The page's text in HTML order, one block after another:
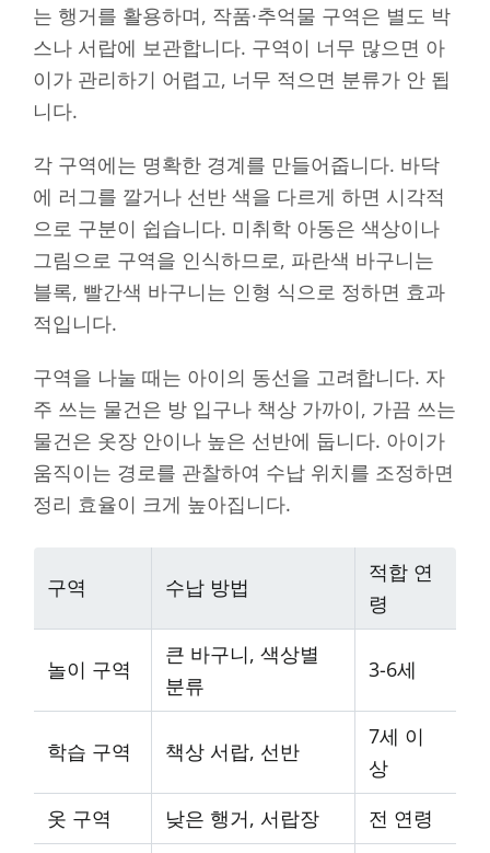
는 행거를 활용하며, 작품·추억물 구역은 별도 박
스나 서랍에 보관합니다. 구역이 너무 많으면 아
이가 관리하기 어렵고, 너무 적으면 분류가 안 됩
니다.
각 구역에는 명확한 경계를 만들어줍니다. 바닥
에 러그를 깔거나 선반 색을 다르게 하면 시각적
으로 구분이 쉽습니다. 미취학 아동은 색상이나
그림으로 구역을 인식하므로, 파란색 바구니는
블록, 빨간색 바구니는 인형 식으로 정하면 효과
적입니다.
구역을 나눌 때는 아이의 동선을 고려합니다. 자
주 쓰는 물건은 방 입구나 책상 가까이, 가끔 쓰는
물건은 옷장 안이나 높은 선반에 둡니다. 아이가
움직이는 경로를 관찰하여 수납 위치를 조정하면
정리 효율이 크게 높아집니다.
구역 수납 방법
적합 연
령
놀이 구역
큰 바구니, 색상별
분류
3-6세
학습 구역 책상 서랍, 선반
7세 이
상
옷 구역
낮은 행거, 서랍장
전 연령